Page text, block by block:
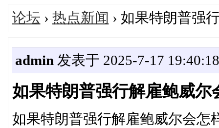
论坛 › 热点新闻 › 如果特朗普强
admin 发表于 2025-7-17 19:40:18
如果特朗普强行解雇鲍威尔
如果特朗普强行解雇鲍威尔会怎